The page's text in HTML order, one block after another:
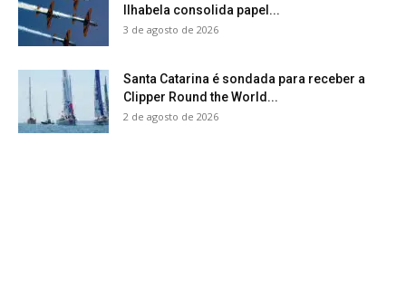
Ilhabela consolida papel...
3 de agosto de 2026
Santa Catarina é sondada para receber a
Clipper Round the World...
2 de agosto de 2026